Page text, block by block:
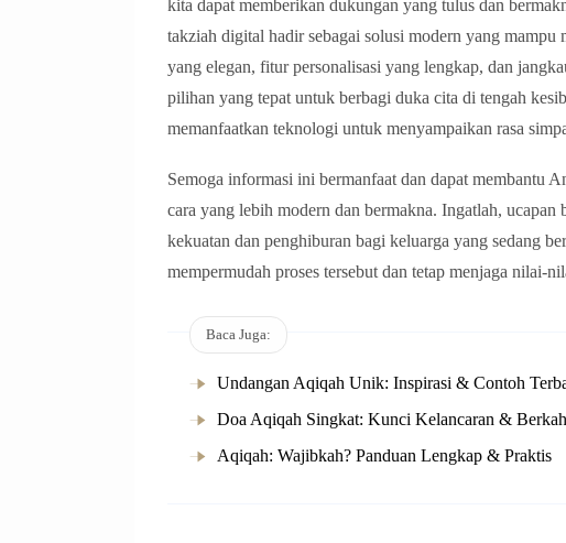
kita dapat memberikan dukungan yang tulus dan
takziah digital hadir sebagai solusi modern yang mampu
yang elegan, fitur personalisasi yang lengkap, dan
pilihan yang tepat untuk berbagi duka cita di tengah
memanfaatkan teknologi untuk menyampaikan rasa
Semoga informasi ini bermanfaat dan dapat membantu
cara yang lebih modern dan bermakna. Ingatlah,
kekuatan dan penghiburan bagi keluarga yang sedang
mempermudah proses tersebut dan tetap menjaga nilai-
Baca Juga:
Undangan Aqiqah Unik: Inspirasi & Contoh
Doa Aqiqah Singkat: Kunci Kelancaran & Berkah
Aqiqah: Wajibkah? Panduan Lengkap & Praktis